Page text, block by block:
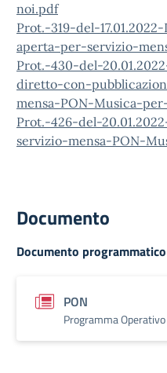
noi.pdf
Prot.-319-del-
aperta-per-servizio-
Prot.-430-del-
diretto-con-
mensa-PON-Musica-
Prot.-426-del-
servizio-mensa-PON-
Documento
Documento programmatico
PON
Programma